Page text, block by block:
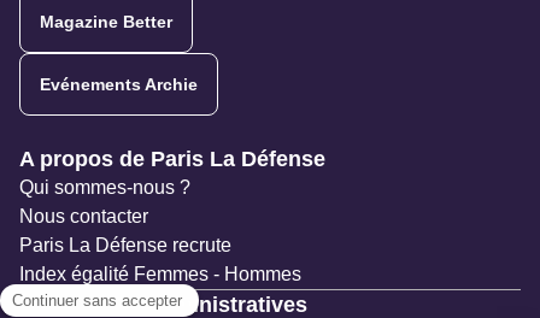
Magazine Better
Evénements Archie
Navigation secondaire
A propos de Paris La Défense
Qui sommes-nous ?
Nous contacter
Paris La Défense recrute
Index égalité Femmes - Hommes
Ressources administratives